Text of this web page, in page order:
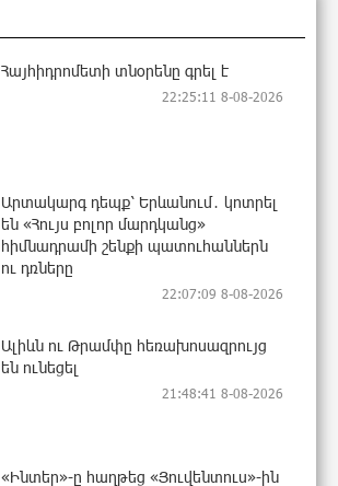
Հայհիդրոմետի տնօրենը գրել է
22:25:11 8-08-2026
Արտակարգ դեպք՝ Երևանում․ կոտրել
են «Հույս բոլոր մարդկանց»
հիմնադրամի շենքի պատուհաններն
ու դռները
22:07:09 8-08-2026
Ալիևն ու Թրամփը հեռախոսազրույց
են ունեցել
21:48:41 8-08-2026
«Ինտեր»-ը հաղթեց «Յուվենտուս»-ին